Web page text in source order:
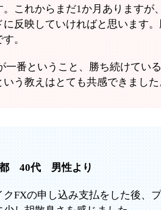
。これからまだ1か月ありますが
に反映していければと思います
。
一番ということ、勝ち続けてい
いう教えはとても共感できまし
40代 男性より
クFXの申し込み支払をした後、